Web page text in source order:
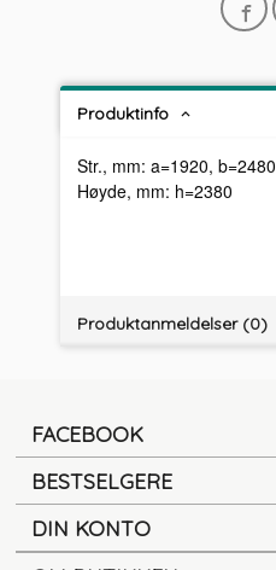
Produktinfo
Str., mm: a=1920, b=2480
Høyde, mm: h=2380
Produktanmeldelser (0)
FACEBOOK
BESTSELGERE
DIN KONTO